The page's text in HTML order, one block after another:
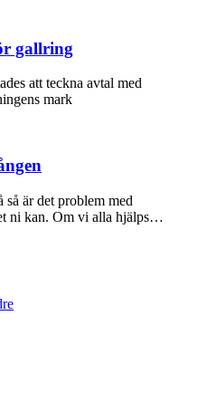
gallring
att teckna avtal med
mark
är det problem med
ni kan. Om vi alla hjälps…